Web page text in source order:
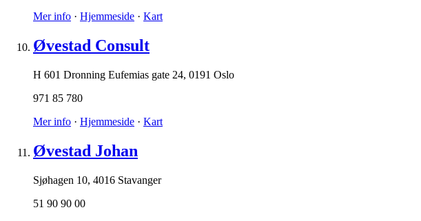
Mer info · Hjemmeside · Kart
Øvestad Consult
H 601 Dronning Eufemias gate 24, 0191 Oslo
971 85 780
Mer info · Hjemmeside · Kart
Øvestad Johan
Sjøhagen 10, 4016 Stavanger
51 90 90 00